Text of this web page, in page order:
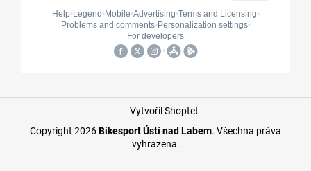
Vytvořil Shoptet
Copyright 2026Bikesport Ústí nad Labem. Všechna práva
vyhrazena.